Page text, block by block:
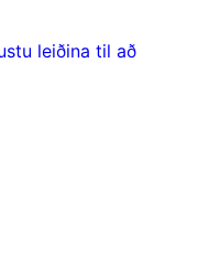
leiðina til að